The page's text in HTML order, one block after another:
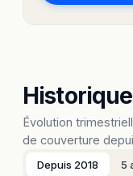
Évolution
de couverture
Depuis 2018 5